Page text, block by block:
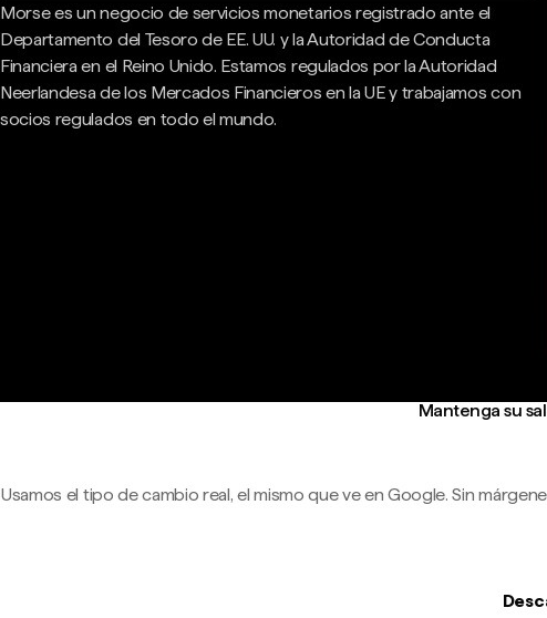
Morse es un negocio de servicios monetarios registrado ante el
Departamento del Tesoro de EE. UU. y la Autoridad de Conducta
Financiera en el Reino Unido. Estamos regulados por la Autoridad
Neerlandesa de los Mercados Financieros en la UE y trabajamos con
socios regulados en todo el mundo.
Mantenga su
Usamos el tipo de cambio real, el mismo que ve en Google. Sin